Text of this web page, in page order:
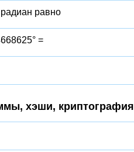
равно
=
хэши, криптография